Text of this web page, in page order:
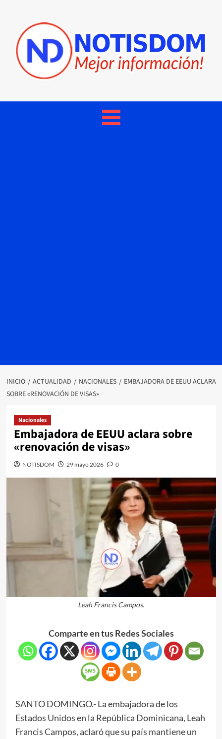
INICIO ACTUALIDAD NACIONALES
EMBAJADORA DE EEUU ACLARA
SOBRE «RENOVACIÓN DE VISAS»
Nacionales
Embajadora de EEUU aclara sobre
«renovación de visas»
NOTISDOM 29 mayo 2026 0
Leah Francis Campos.
Comparte en tus Redes Sociales
SANTO DOMINGO.- La embajadora de los
Estados Unidos en la República Dominicana, Leah
Francis Campos, aclaró que su país mantiene un